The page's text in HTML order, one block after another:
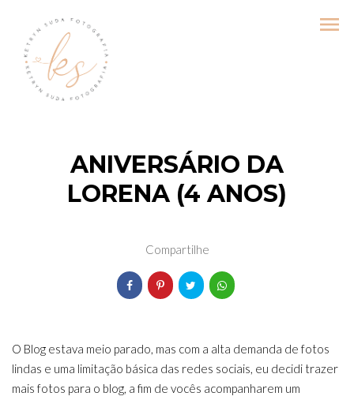
menu
ANIVERSÁRIO DA
LORENA (4 ANOS)
Compartilhe
O Blog estava meio parado, mas com a alta demanda de fotos
lindas e uma limitação básica das redes sociais, eu decidi trazer
mais fotos para o blog, a fim de vocês acompanharem um